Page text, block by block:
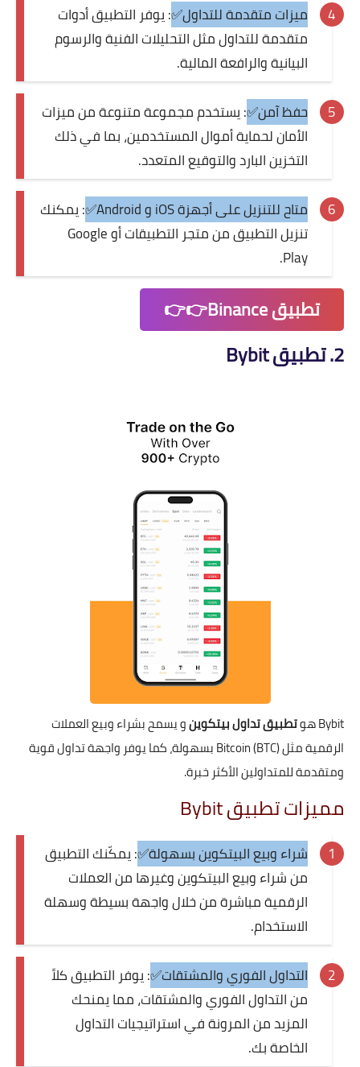
ميزات متقدمة للتداول✅: يوفر التطبيق أدوات
متقدمة للتداول مثل التحليلات الفنية والرسوم
البيانية والرافعة المالية.
حفظ آمن✅: يستخدم مجموعة متنوعة من ميزات
الأمان لحماية أموال المستخدمين، بما في ذلك
التخزين البارد والتوقيع المتعدد.
متاح للتنزيل على أجهزة iOS و Android✅
: يمكنك
تنزيل التطبيق من متجر التطبيقات أو Google
Play.
تطبيق Binance👉👉
2. تطبيق Bybit
Bybit هو تطبيق تداول بيتكوينو يسمح بشراء وبيع العملات
الرقمية مثل Bitcoin (BTC) بسهولة، كما يوفر واجهة تداول قوية
ومتقدمة للمتداولين الأكثر خبرة.
مميزات تطبيق Bybit
شراء وبيع البيتكوين بسهولة✅: يمكّنك التطبيق
من شراء وبيع البيتكوين وغيرها من العملات
الرقمية مباشرة من خلال واجهة بسيطة وسهلة
الاستخدام.
التداول الفوري والمشتقات✅: يوفر التطبيق كلاً
من التداول الفوري والمشتقات، مما يمنحك
المزيد من المرونة في استراتيجيات التداول
الخاصة بك.